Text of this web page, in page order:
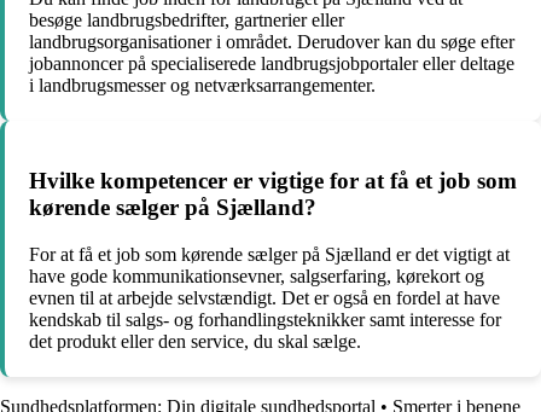
besøge landbrugsbedrifter, gartnerier eller
landbrugsorganisationer i området. Derudover kan du søge efter
jobannoncer på specialiserede landbrugsjobportaler eller deltage
i landbrugsmesser og netværksarrangementer.
Hvilke kompetencer er vigtige for at få et job som
kørende sælger på Sjælland?
For at få et job som kørende sælger på Sjælland er det vigtigt at
have gode kommunikationsevner, salgserfaring, kørekort og
evnen til at arbejde selvstændigt. Det er også en fordel at have
kendskab til salgs- og forhandlingsteknikker samt interesse for
det produkt eller den service, du skal sælge.
Sundhedsplatformen: Din digitale sundhedsportal • Smerter i benene